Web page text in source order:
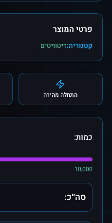
פרטי המוצר
קטגוריה:ריטוויטים
התחלה מהירה
כמות:
10,000
סה״כ: